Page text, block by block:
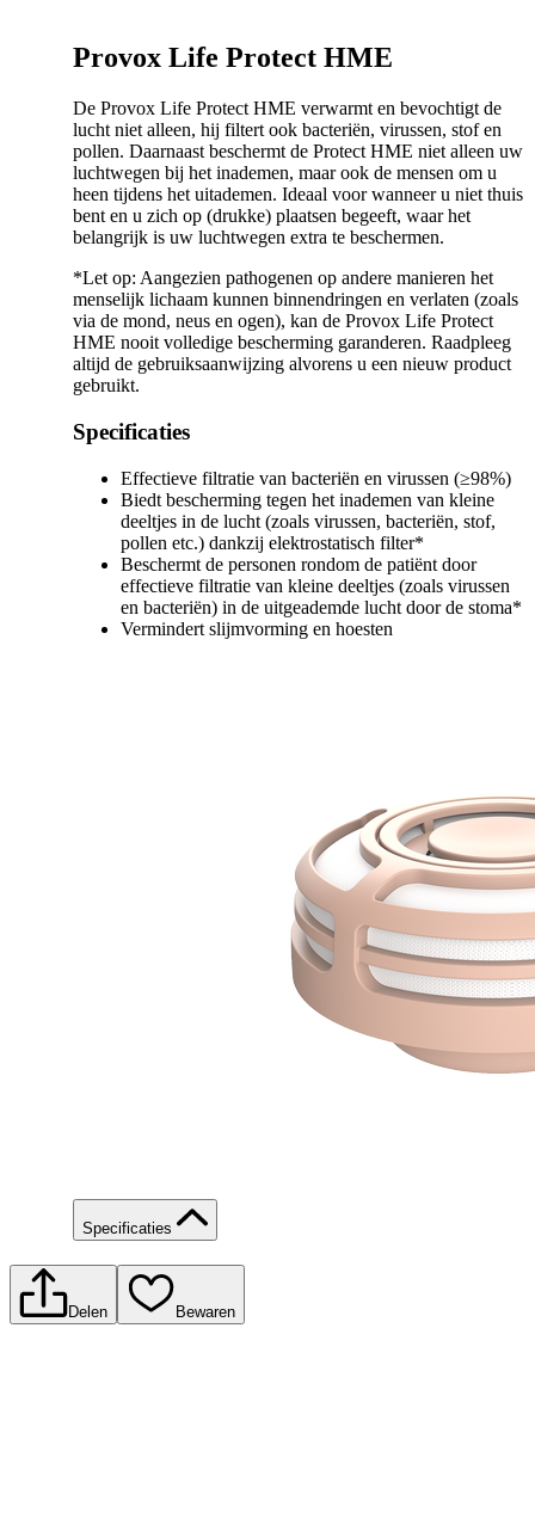
Provox Life Protect HME
De Provox Life Protect HME verwarmt en bevochtigt de
lucht niet alleen, hij filtert ook bacteriën, virussen, stof en
pollen. Daarnaast beschermt de Protect HME niet alleen uw
luchtwegen bij het inademen, maar ook de mensen om u
heen tijdens het uitademen. Ideaal voor wanneer u niet thuis
bent en u zich op (drukke) plaatsen begeeft, waar het
belangrijk is uw luchtwegen extra te beschermen.
*Let op: Aangezien pathogenen op andere manieren het
menselijk lichaam kunnen binnendringen en verlaten (zoals
via de mond, neus en ogen), kan de Provox Life Protect
HME nooit volledige bescherming garanderen. Raadpleeg
altijd de gebruiksaanwijzing alvorens u een nieuw product
gebruikt.
Specificaties
Effectieve filtratie van bacteriën en virussen (≥98%)
Biedt bescherming tegen het inademen van kleine
deeltjes in de lucht (zoals virussen, bacteriën, stof,
pollen etc.) dankzij elektrostatisch filter*
Beschermt de personen rondom de patiënt door
effectieve filtratie van kleine deeltjes (zoals virussen
en bacteriën) in de uitgeademde lucht door de stoma*
Vermindert slijmvorming en hoesten
Specificaties
Delen Bewaren